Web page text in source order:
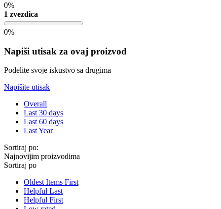
0%
1 zvezdica
0%
Napiši utisak za ovaj proizvod
Podelite svoje iskustvo sa drugima
Napišite utisak
Overall
Last 30 days
Last 60 days
Last Year
Sortiraj po:
Najnovijim proizvodima
Sortiraj po
Oldest Items First
Helpful Last
Helpful First